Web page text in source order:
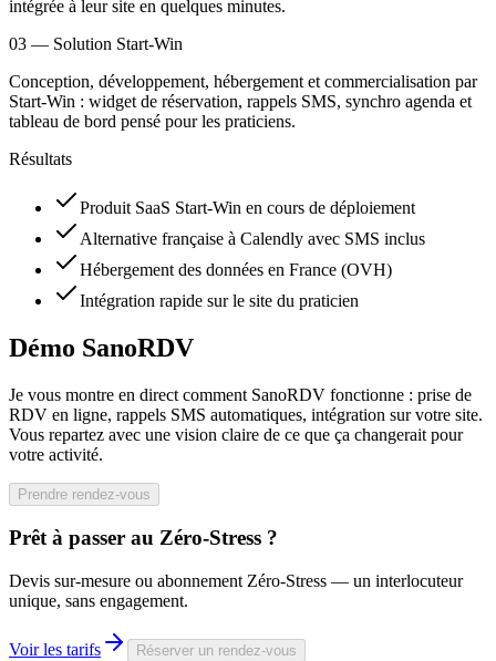
intégrée à leur site en quelques minutes.
03 — Solution Start-Win
Conception, développement, hébergement et commercialisation par
Start-Win : widget de réservation, rappels SMS, synchro agenda et
tableau de bord pensé pour les praticiens.
Résultats
Produit SaaS Start-Win en cours de déploiement
Alternative française à Calendly avec SMS inclus
Hébergement des données en France (OVH)
Intégration rapide sur le site du praticien
Démo SanoRDV
Je vous montre en direct comment SanoRDV fonctionne : prise de
RDV en ligne, rappels SMS automatiques, intégration sur votre site.
Vous repartez avec une vision claire de ce que ça changerait pour
votre activité.
Prendre rendez-vous
Prêt à passer au Zéro-Stress ?
Devis sur-mesure ou abonnement Zéro-Stress — un interlocuteur
unique, sans engagement.
Voir les tarifs Réserver un rendez-vous